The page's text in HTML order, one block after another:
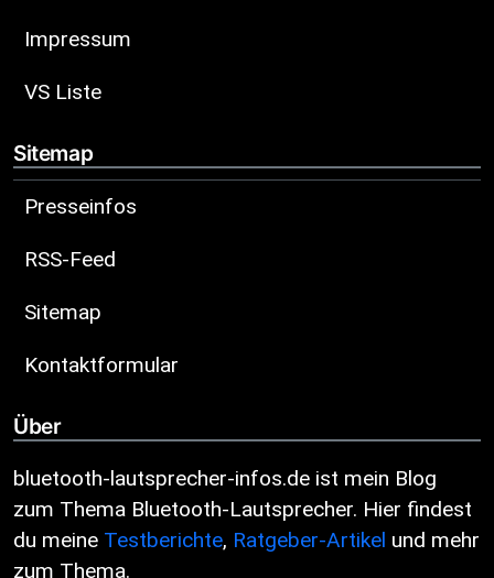
Impressum
VS Liste
Sitemap
Presseinfos
RSS-Feed
Sitemap
Kontaktformular
Über
bluetooth-lautsprecher-infos.de ist mein Blog
zum Thema Bluetooth-Lautsprecher. Hier findest
du meine Testberichte, Ratgeber-Artikel und mehr
zum Thema.